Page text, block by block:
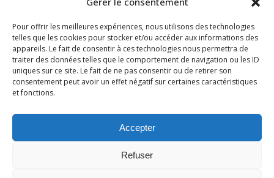
Pour offrir les meilleures expériences, nous utilisons des technologies
telles que les cookies pour stocker et/ou accéder aux informations des
appareils. Le fait de consentir à ces technologies nous permettra de
traiter des données telles que le comportement de navigation ou les ID
uniques sur ce site. Le fait de ne pas consentir ou de retirer son
consentement peut avoir un effet négatif sur certaines caractéristiques
et fonctions.
Accepter
Refuser
Tél: +32 71 300 300
Mail: info@espace-environnement.be
TVA BE 0416.116.340